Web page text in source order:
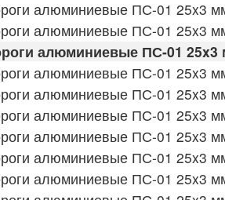
алюминиевые ПС-01 25x3
алюминиевые ПС-01 25x3
алюминиевые ПС-01
алюминиевые ПС-01 25x3
алюминиевые ПС-01 25x3
алюминиевые ПС-01 25x3
алюминиевые ПС-01 25x3
алюминиевые ПС-01 25x3
алюминиевые ПС-01 25x3